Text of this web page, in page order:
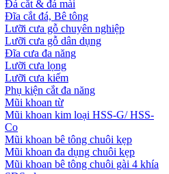
Đá cắt & đá mài
Đĩa cắt đá, Bê tông
Lưỡi cưa gỗ chuyên nghiệp
Lưỡi cưa gỗ dân dụng
Đĩa cưa đa năng
Lưỡi cưa lọng
Lưỡi cưa kiếm
Phụ kiện cắt đa năng
Mũi khoan từ
Mũi khoan kim loại HSS-G/ HSS-
Co
Mũi khoan bê tông chuôi kẹp
Mũi khoan đa dụng chuôi kẹp
Mũi khoan bê tông chuôi gài 4 khía